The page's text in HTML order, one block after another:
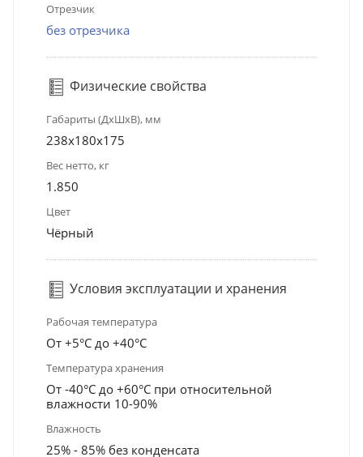
Отрезчик
без отрезчика
Физические свойства
Габариты (ДхШхВ), мм
238x180x175
Вес нетто, кг
1.850
Цвет
Чёрный
Условия эксплуатации и хранения
Рабочая температура
От +5°С до +40°С
Температура хранения
От -40°С до +60°С при относительной
влажности 10-90%
Влажность
25% - 85% без конденсата